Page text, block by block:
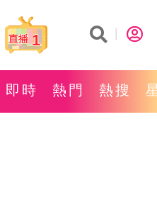
1
即時 熱門 熱搜